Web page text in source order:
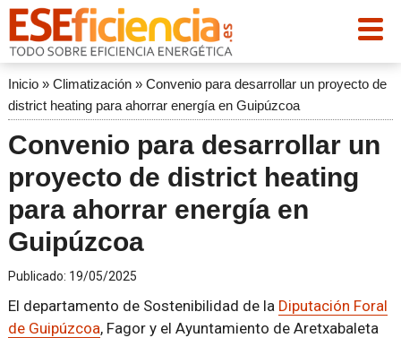
Inicio» Climatización» Convenio para desarrollar un proyecto de
district heating para ahorrar energía en Guipúzcoa
Convenio para desarrollar un
proyecto de district heating
para ahorrar energía en
Guipúzcoa
Publicado: 19/05/2025
El departamento de Sostenibilidad de la Diputación Foral
de Guipúzcoa, Fagor y el Ayuntamiento de Aretxabaleta